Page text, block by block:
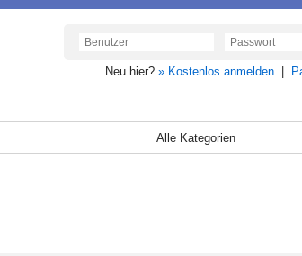
Neu hier? » Kostenlos anmelden
Alle Kategorien